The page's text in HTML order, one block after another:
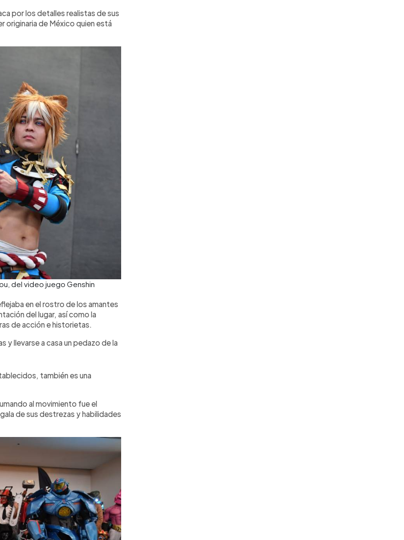
por los detalles realistas de sus
originaria de México quien está
del video juego Genshin
en el rostro de los amantes
del lugar, así como la
de acción e historietas.
y llevarse a casa un pedazo de la
también es una
al movimiento fue el
de sus destrezas y habilidades